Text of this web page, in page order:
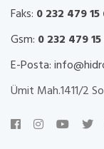
Faks: 0 232 479 15
Gsm: 0 232 479
E-Posta:
Ümit Mah.1411/2